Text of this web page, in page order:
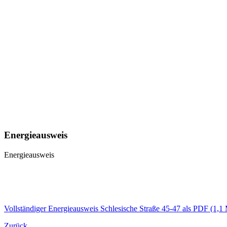
Energieausweis
Energieausweis
Vollständiger Energieausweis Schlesische Straße 45-47 als PDF (1,1